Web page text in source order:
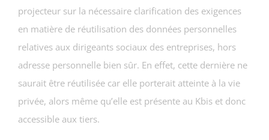
projecteur sur la nécessaire clarification des exigences
en matière de réutilisation des données personnelles
relatives aux dirigeants sociaux des entreprises, hors
adresse personnelle bien sûr. En effet, cette dernière ne
saurait être réutilisée car elle porterait atteinte à la vie
privée, alors même qu’elle est présente au Kbis et donc
accessible aux tiers.